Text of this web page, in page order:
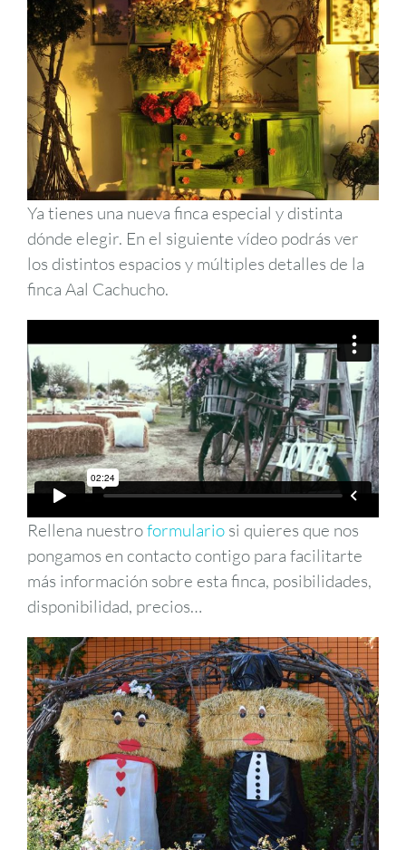
Ya tienes una nueva finca especial y distinta
dónde elegir. En el siguiente vídeo podrás ver
los distintos espacios y múltiples detalles de la
finca Aal Cachucho.
Rellena nuestroformulario si quieres que nos
pongamos en contacto contigo para facilitarte
más información sobre esta finca, posibilidades,
disponibilidad, precios…